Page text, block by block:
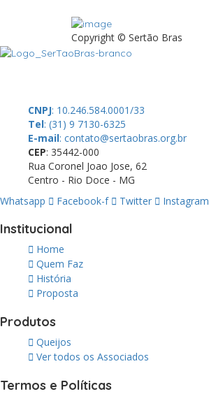
Copyright © Sertão Bras
CNPJ: 10.246.584.0001/33
Tel: (31) 9 7130-6325
E-mail: contato@sertaobras.org.br
CEP: 35442-000
Rua Coronel Joao Jose, 62
Centro - Rio Doce - MG
Whatsapp
Facebook-f Twitter Instagram
Institucional
Home
Quem Faz
História
Proposta
Produtos
Queijos
Ver todos os Associados
Termos e Políticas